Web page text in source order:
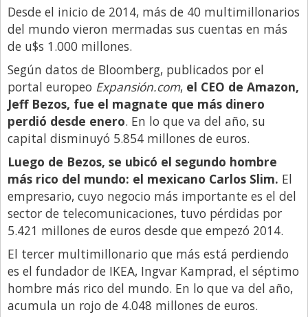
Gastronomia
Internacionales
La Opinión del Director
Legales
Libro de Quejas
Medios
Minuto Lanzamiento
Negocios
Opinion
País
Política
Publicidad y Marketing
Desde el inicio de 2014, más de 40 multimillonarios
del mundo vieron mermadas sus cuentas en más
de u$s 1.000 millones.
Según datos de Bloomberg, publicados por el
portal europeo Expansión.com, el CEO de Amazon,
Jeff Bezos, fue el magnate que más dinero
perdió desde enero. En lo que va del año, su
capital disminuyó 5.854 millones de euros.
Luego de Bezos, se ubicó el segundo hombre
más rico del mundo: el mexicano Carlos Slim. El
empresario, cuyo negocio más importante es el del
sector de telecomunicaciones, tuvo pérdidas por
5.421 millones de euros desde que empezó 2014.
El tercer multimillonario que más está perdiendo
es el fundador de IKEA, Ingvar Kamprad, el séptimo
hombre más rico del mundo. En lo que va del año,
acumula un rojo de 4.048 millones de euros.